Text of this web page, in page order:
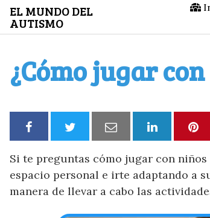
Saltar
contenido
EL MUNDO DEL
AUTISMO
¿Cómo jugar
Si te preguntas cómo jugar con
espacio personal e irte adaptando a
manera de llevar a cabo las